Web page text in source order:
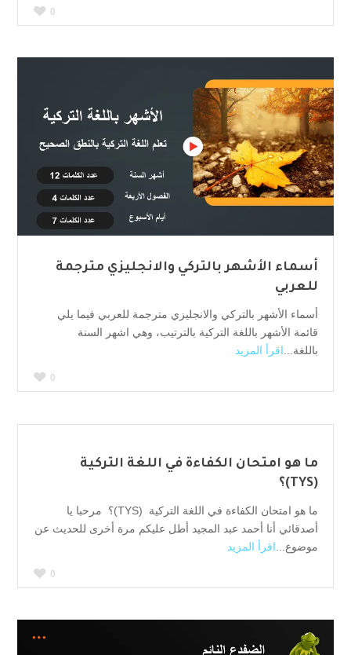
0
أسماء الأشهر بالتركي والانجليزي مترجمة
للعربي
أسماء الأشهر بالتركي والانجليزي مترجمة للعربي فيما يلي
قائمة الأشهر باللغة التركية بالترتيب، وهي اشهر السنة
باللغة...اقرأ المزيد
0
ما هو امتحان الكفاءة في اللغة التركية
(TYS)؟
ما هو امتحان الكفاءة في اللغة التركية (TYS)؟ مرحبا يا
أصدقائي أنا أحمد عبد المجيد أطل عليكم مرة أخرى للحديث عن
موضوع... اقرأ المزيد
0